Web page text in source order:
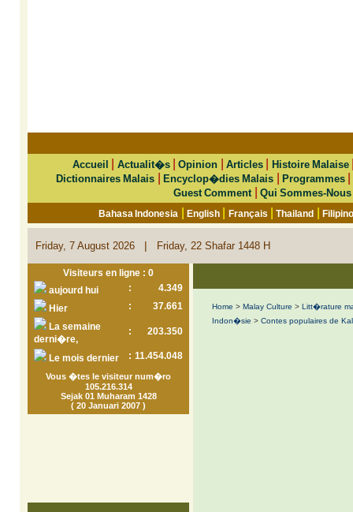
Accueil Actualit�s|Opinion Articles| Histoire Malaise
Dictionnaires Malais |Encyclop�dies Malais |Programmes
Guest Comment Qui Sommes-Nous
Bahasa Indonesia |English Français |Thailand |
Friday, 7 August 2026 | Friday, 22 Shafar 1448 H
Visiteurs en ligne : 0
aujourd hui
:
4.349
Hier
:
37.661
La semaine
derni�re,
: 203.350
Le mois dernier : 11.454.048
Vous �tes le visiteur num�ro
105.216.314
Sejak 01 Muharam 1428
( 20 Januari 2007 )
Home > Malay Culture > Litt�rature
Indon�sie > Contes populaires de